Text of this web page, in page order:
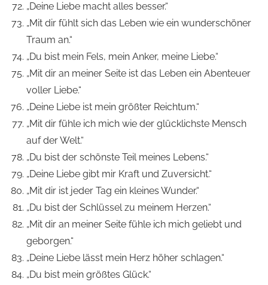
„Deine Liebe macht alles besser.“
„Mit dir fühlt sich das Leben wie ein wunderschöner
Traum an.“
„Du bist mein Fels, mein Anker, meine Liebe.“
„Mit dir an meiner Seite ist das Leben ein Abenteuer
voller Liebe.“
„Deine Liebe ist mein größter Reichtum.“
„Mit dir fühle ich mich wie der glücklichste Mensch
auf der Welt.“
„Du bist der schönste Teil meines Lebens.“
„Deine Liebe gibt mir Kraft und Zuversicht.“
„Mit dir ist jeder Tag ein kleines Wunder.“
„Du bist der Schlüssel zu meinem Herzen.“
„Mit dir an meiner Seite fühle ich mich geliebt und
geborgen.“
„Deine Liebe lässt mein Herz höher schlagen.“
„Du bist mein größtes Glück.“